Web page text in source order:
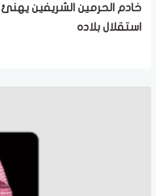
خادم الحرمين الشريفين
استقلال بلاده